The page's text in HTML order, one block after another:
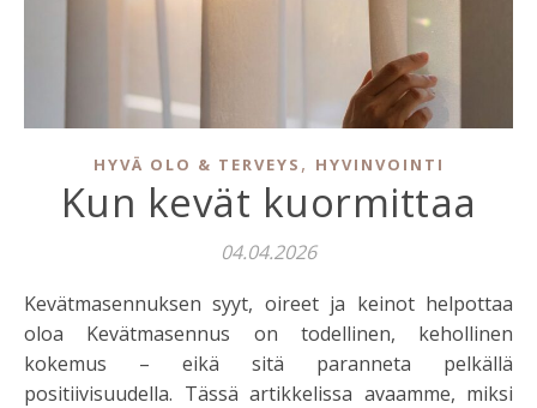
HYVÄ OLO & TERVEYS , HYVINVOINTI
Kun kevät kuormittaa
04.04.2026
Kevätmasennuksen syyt, oireet ja keinot helpottaa
oloa Kevätmasennus on todellinen, kehollinen
kokemus – eikä sitä paranneta pelkällä
positiivisuudella. Tässä artikkelissa avaamme, miksi